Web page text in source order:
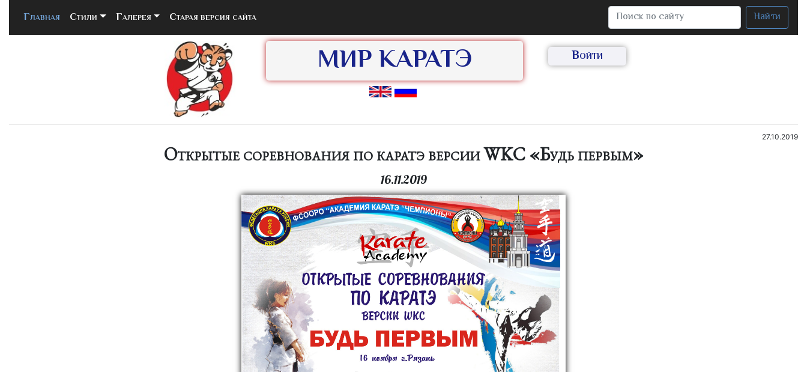
Главная (current)
Стили Галерея Старая версия сайта Найти
МИР КАРАТЭ Войти
27.10.2019
Открытые соревнования по каратэ версии WKC «Будь первым»
16.11.2019